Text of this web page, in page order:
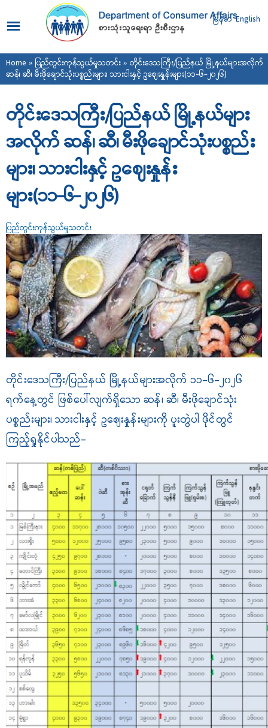
main
content
မြန်မာ English
You are here
Home » ပြည်တွင်းကုန်သွယ်မှုသတင်း» တိုင်းဒေသကြီး/ပြည်နယ် မြို့နယ်များအလိုက်
ဆန်၊ ဆီ၊ မီးဖိုချောင်သုံးပစ္စည်းများ၊ သားငါးနှင့် ဥ‌ဈေးနှုန်းများ(၁၁-၆-၂၀၂၆)
တိုင်းဒေသကြီး/ပြည်နယ် မြို့နယ်များ
အလိုက် ဆန်၊ ဆီ၊ မီးဖိုချောင်သုံးပစ္စည်း
များ၊ သားငါးနှင့် ဥ‌ဈေးနှုန်း
များ(၁၁-၆-၂၀၂၆)
ပြည်တွင်းကုန်သွယ်မှုသတင်း
တိုင်းဒေသကြီး/ပြည်နယ် မြို့နယ်များအလိုက် ၁၁-၆-၂၀၂၆
ရက်နေ့တွင် ဖြစ်ပေါ်လျက်ရှိသော ဆန်၊ ဆီ၊ မီးဖိုချောင်သုံး
ပစ္စည်းများ၊ သားငါးနှင့် ဥ‌ဈေးနှုန်းများကို ပူးတွဲပါ ဖိုင်တွင်
ကြည့်ရှုနိုင်ပါသည်-